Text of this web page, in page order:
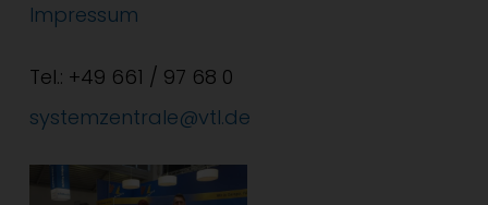
Impressum
Tel.: +49 661 / 97 68 0
systemzentrale@vtl.de